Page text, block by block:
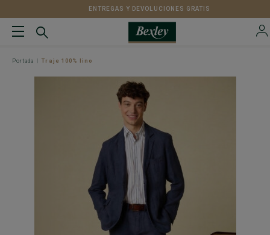
ENTREGAS Y DEVOLUCIONES GRATIS
Portada Traje 100% lino